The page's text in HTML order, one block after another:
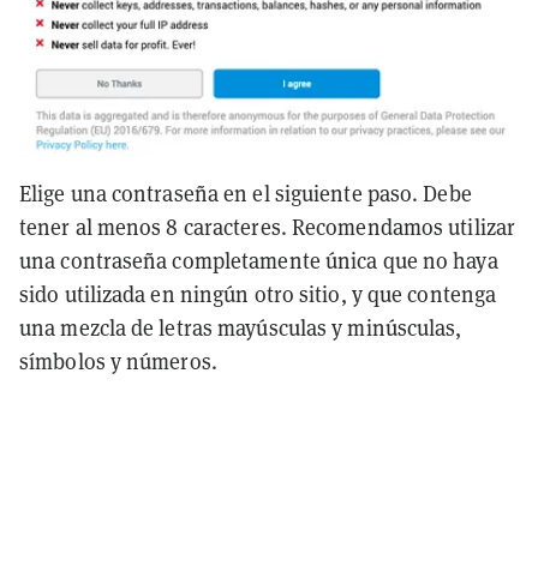
Elige una contraseña en el siguiente paso. Debe
tener al menos 8 caracteres. Recomendamos utilizar
una contraseña completamente única que no haya
sido utilizada en ningún otro sitio, y que contenga
una mezcla de letras mayúsculas y minúsculas,
símbolos y números.